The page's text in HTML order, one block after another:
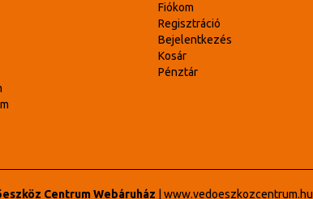
Fiókom
Regisztráció
Bejelentkezés
Kosár
Pénztár
Centrum Webáruház www.vedoeszkozcentrum.hu